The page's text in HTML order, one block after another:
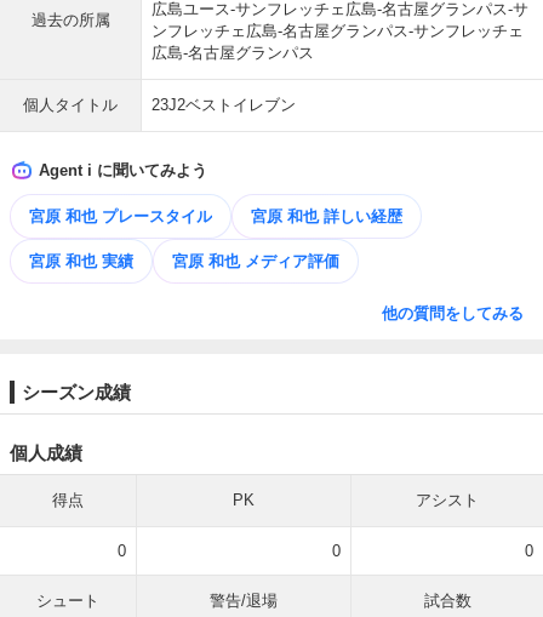
過去の所属
広島ユース-サンフレッチェ広島-名古屋グランパス-サ
ンフレッチェ広島-名古屋グランパス-サンフレッチェ
広島-名古屋グランパス
個人タイトル 23J2ベストイレブン
Agent i に聞いてみよう
宮原 和也 プレースタイル 宮原 和也 詳しい経歴
宮原 和也 実績 宮原 和也 メディア評価
他の質問をしてみる
シーズン成績
個人成績
得点 PK アシスト
0 0 0
シュート 警告/退場 試合数